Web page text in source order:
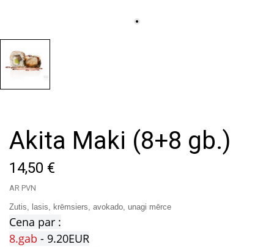
Akita Maki (8+8 gb.)
14,50 €
AR PVN
Zutis, lasis, krēmsiers, avokado, unagi mērce
Cena par :
8.gab - 9.20EUR